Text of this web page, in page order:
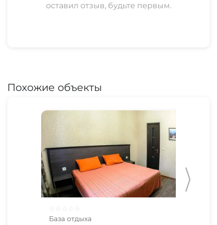
оставил отзыв, будьте первым.
Похожие объекты
База отдыха